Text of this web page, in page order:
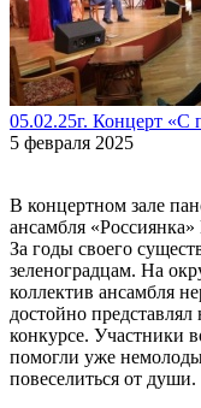
05.02.25г. Концерт «С
5 февраля 2025
В концертном зале
ансамбля
За годы своего
зеленоградцам. На
коллектив ансамбля
достойно
конкурсе. Участники
помогли уже
повеселиться от души.